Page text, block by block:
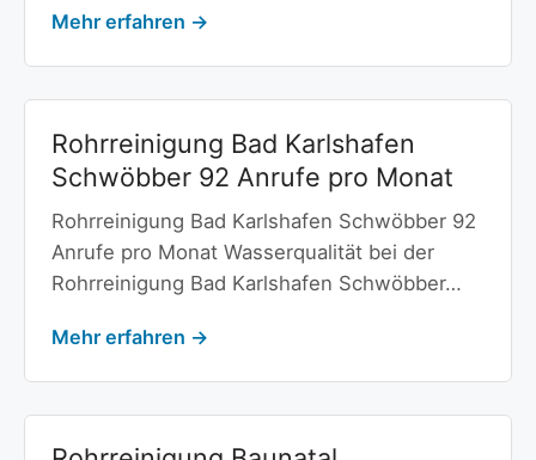
Mehr erfahren →
Rohrreinigung Bad Karlshafen
Schwöbber 92 Anrufe pro Monat
Rohrreinigung Bad Karlshafen Schwöbber 92
Anrufe pro Monat Wasserqualität bei der
Rohrreinigung Bad Karlshafen Schwöbber…
Mehr erfahren →